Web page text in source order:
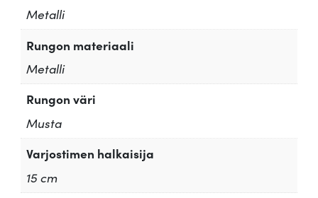
Metalli
Rungon materiaali
Metalli
Rungon väri
Musta
Varjostimen halkaisija
15 cm